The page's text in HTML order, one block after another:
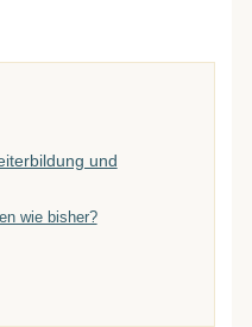
und
wie bisher?